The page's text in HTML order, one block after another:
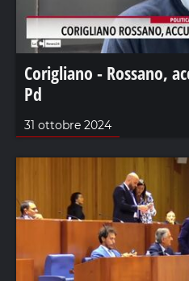
Corigliano - Rossano,
Pd
31 ottobre 2024